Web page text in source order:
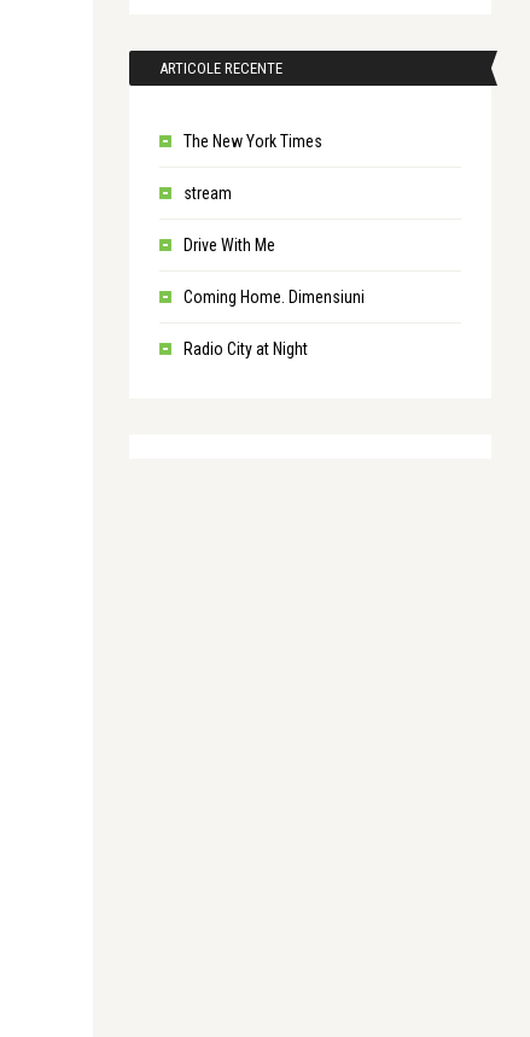
ARTICOLE RECENTE
The New York Times
stream
Drive With Me
Coming Home. Dimensiuni
Radio City at Night